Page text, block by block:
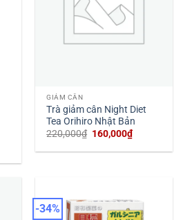
GIẢM CÂN
Trà giảm cân Night Diet
Tea Orihiro Nhật Bản
220,000₫ Giá
là:
160,000₫Giá
hiện
tại
-34%